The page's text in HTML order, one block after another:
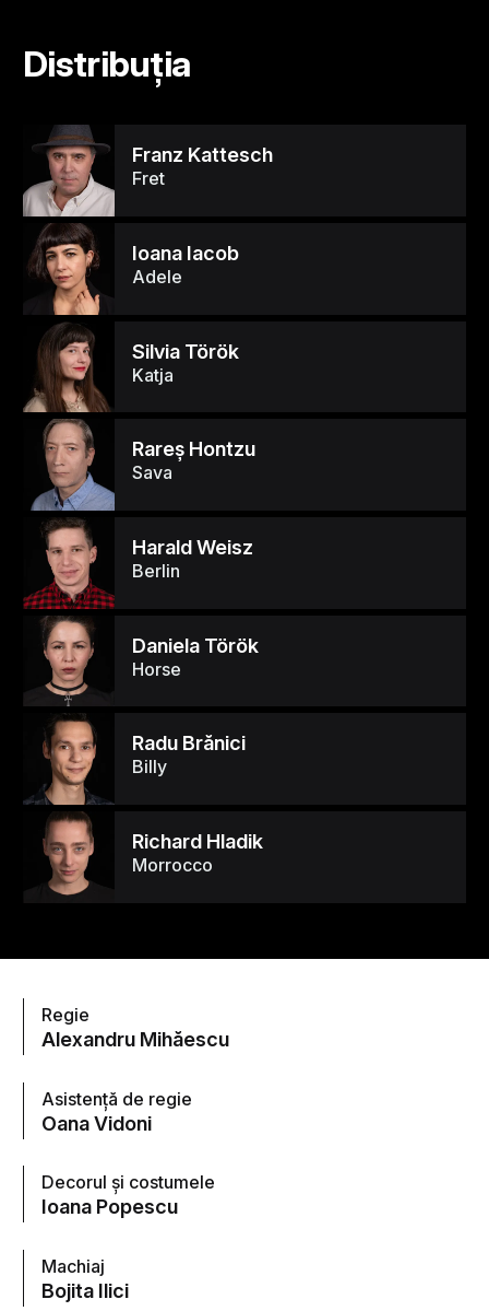
Distribuția
Franz Kattesch
Fret
Ioana Iacob
Adele
Silvia Török
Katja
Rareş Hontzu
Sava
Harald Weisz
Berlin
Daniela Török
Horse
Radu Brănici
Billy
Richard Hladik
Morrocco
Regie
Alexandru Mihăescu
Asistență de regie
Oana Vidoni
Decorul și costumele
Ioana Popescu
Machiaj
Bojita Ilici